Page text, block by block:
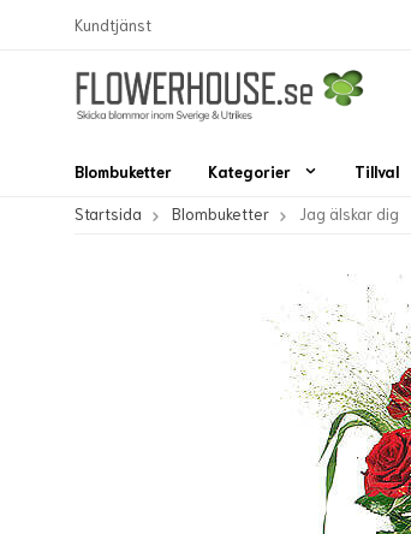
Kundtjänst
Blombuketter Kategorier Tillval
Startsida Blombuketter Jag älskar dig